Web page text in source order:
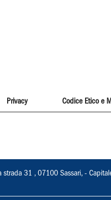
Privacy Codice Etico e
31 , 07100 Sassari, -